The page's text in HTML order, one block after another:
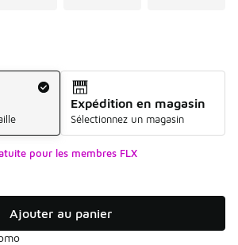
Expédition en magasin
Sélectionnez un magasin
pour les membres FLX
Ajouter au panier